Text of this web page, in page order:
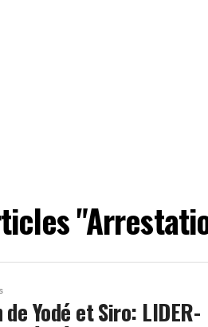
Yodé et Siro: LIDER-